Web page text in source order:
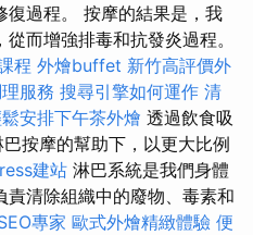
復過程。 按摩的結果是，我
而增強排毒和抗發炎過程。
程 外燴buffet 新竹高評價外
服務 搜尋引擎如何運作 清
安排下午茶外燴 透過飲食吸
按摩的幫助下，以更大比例
建站 淋巴系統是我們身體
清除組織中的廢物、毒素和
專家 歐式外燴精緻體驗 便